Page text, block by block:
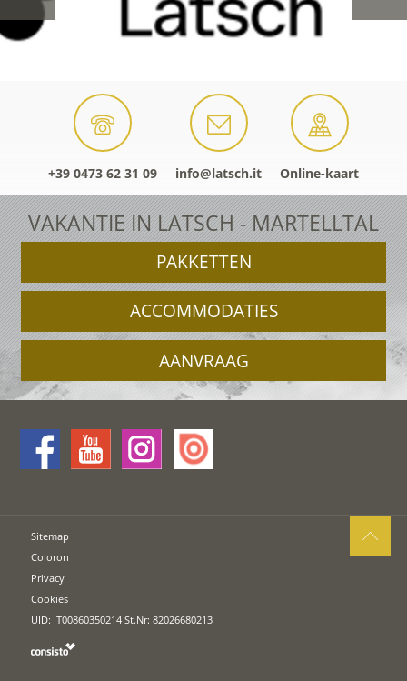
+39 0473 62 31 09 info@latsch.it Online-kaart
VAKANTIE IN LATSCH - MARTELLTAL
PAKKETTEN
ACCOMMODATIES
AANVRAAG
Sitemap
Coloron
Privacy
Cookies
UID: IT00860350214 St.Nr: 82026680213